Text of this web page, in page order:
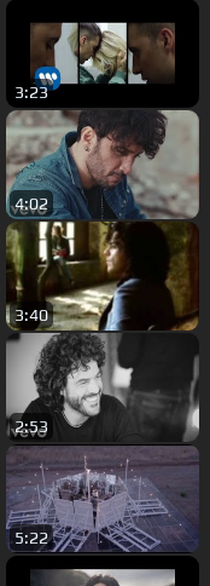
3:23
4:02
3:40
2:53
5:22